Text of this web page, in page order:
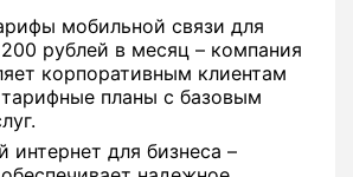
мобильной связи для
рублей в месяц – компания
корпоративным клиентам
планы с базовым
интернет для бизнеса –